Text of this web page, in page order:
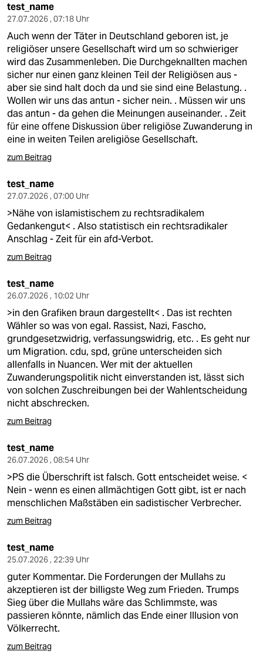
test_name
27.07.2026 , 07:18 Uhr
Auch wenn der Täter in Deutschland geboren ist, je
religiöser unsere Gesellschaft wird um so schwieriger
wird das Zusammenleben. Die Durchgeknallten machen
sicher nur einen ganz kleinen Teil der Religiösen aus -
aber sie sind halt doch da und sie sind eine Belastung. .
Wollen wir uns das antun - sicher nein. . Müssen wir uns
das antun - da gehen die Meinungen auseinander. . Zeit
für eine offene Diskussion über religiöse Zuwanderung in
eine in weiten Teilen areligiöse Gesellschaft.
zum Beitrag
test_name
27.07.2026 , 07:00 Uhr
>Nähe von islamistischem zu rechtsradikalem
Gedankengut< . Also statistisch ein rechtsradikaler
Anschlag - Zeit für ein afd-Verbot.
zum Beitrag
test_name
26.07.2026 , 10:02 Uhr
>in den Grafiken braun dargestellt< . Das ist rechten
Wähler so was von egal. Rassist, Nazi, Fascho,
grundgesetzwidrig, verfassungswidrig, etc. . Es geht nur
um Migration. cdu, spd, grüne unterscheiden sich
allenfalls in Nuancen. Wer mit der aktuellen
Zuwanderungspolitik nicht einverstanden ist, lässt sich
von solchen Zuschreibungen bei der Wahlentscheidung
nicht abschrecken.
zum Beitrag
test_name
26.07.2026 , 08:54 Uhr
>PS die Überschrift ist falsch. Gott entscheidet weise. <
Nein - wenn es einen allmächtigen Gott gibt, ist er nach
menschlichen Maßstäben ein sadistischer Verbrecher.
zum Beitrag
test_name
25.07.2026 , 22:39 Uhr
guter Kommentar. Die Forderungen der Mullahs zu
akzeptieren ist der billigste Weg zum Frieden. Trumps
Sieg über die Mullahs wäre das Schlimmste, was
passieren könnte, nämlich das Ende einer Illusion von
Völkerrecht.
zum Beitrag